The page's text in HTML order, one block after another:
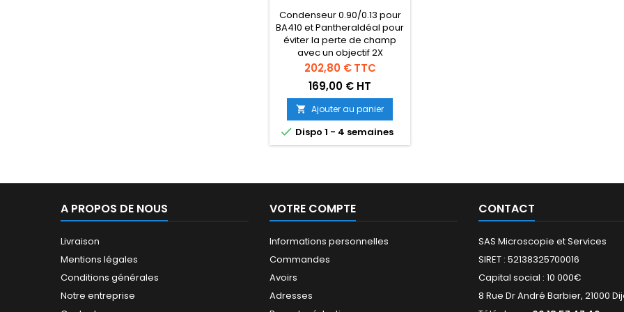
Condenseur 0.90/0.13 pour
BA410 et PantheraIdéal pour
éviter la perte de champ
avec un objectif 2X
Prix
202,80 € TTC
169,00 € HT
 Ajouter au panier
 Dispo 1 - 4 semaines
A PROPOS DE NOUS
Livraison
Mentions légales
Conditions générales
Notre entreprise
VOTRE COMPTE
Informations personnelles
Commandes
Avoirs
Adresses
CONTACT
SAS Microscopie et Services
SIRET : 52138325700016
Capital social : 10 000€
8 Rue Dr André Barbier, 21000